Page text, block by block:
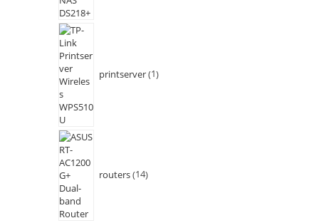
printserver 1
routers 14